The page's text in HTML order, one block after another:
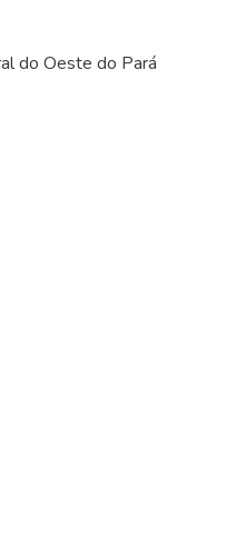
do Oeste do Pará